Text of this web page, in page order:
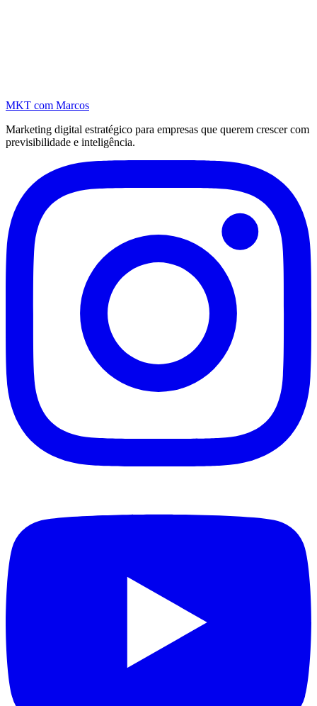
MKT com Marcos
Marketing digital estratégico para empresas que querem crescer com
previsibilidade e inteligência.